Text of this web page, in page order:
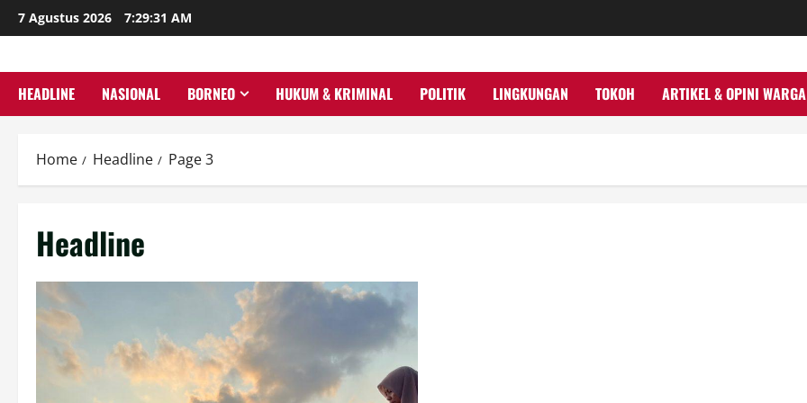
Skip
to
7 Agustus 2026 7:29:32 AM
HEADLINE NASIONAL BORNEO HUKUM & KRIMINAL POLITIK LINGKUNGAN TOKOH ARTIKEL & OPINI WARGA
Home Headline Page 3
Headline